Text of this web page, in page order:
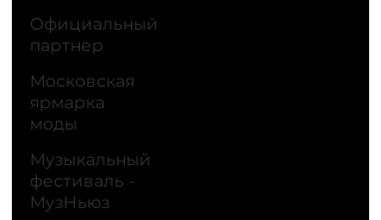
Официальный
партнер
Московская
ярмарка
моды
Музыкальный
фестиваль -
МузНьюз